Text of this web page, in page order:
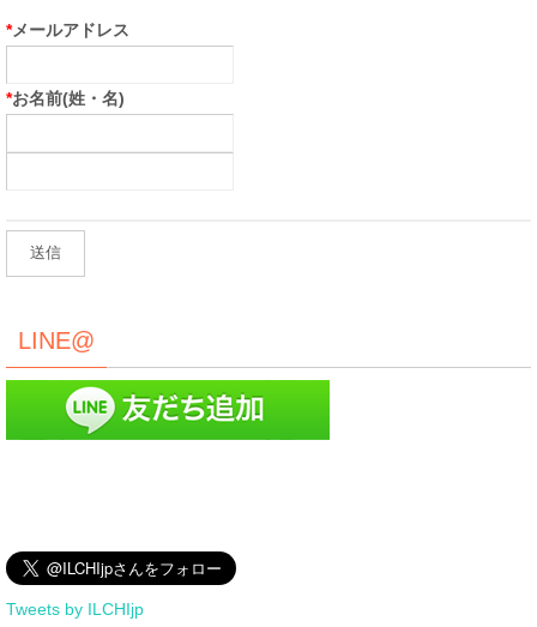
*メールアドレス
*お名前(姓・名)
LINE@
Tweets by ILCHIjp